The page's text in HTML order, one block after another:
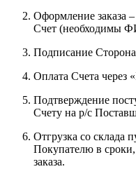
Оформление заказа
Счет (необходимы
Подписание
Оплата Счета через
Подтверждение
Счету на р/с
Отгрузка со склада
Покупателю в
заказа.